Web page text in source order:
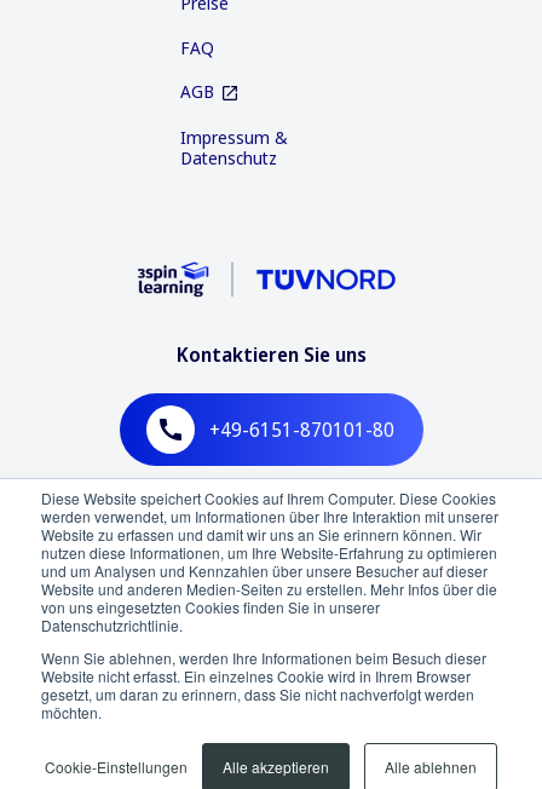
Diese Website speichert Cookies auf Ihrem Computer. Diese Cookies
werden verwendet, um Informationen über Ihre Interaktion mit unserer
Website zu erfassen und damit wir uns an Sie erinnern können. Wir
nutzen diese Informationen, um Ihre Website-Erfahrung zu optimieren
und um Analysen und Kennzahlen über unsere Besucher auf dieser
Website und anderen Medien-Seiten zu erstellen. Mehr Infos über die
von uns eingesetzten Cookies finden Sie in unserer
Datenschutzrichtlinie.
Wenn Sie ablehnen, werden Ihre Informationen beim Besuch dieser
Website nicht erfasst. Ein einzelnes Cookie wird in Ihrem Browser
gesetzt, um daran zu erinnern, dass Sie nicht nachverfolgt werden
möchten.
Cookie-Einstellungen Alle akzeptieren Alle ablehnen
FAQ
AGB
Impressum &
Datenschutz
Kontaktieren Sie uns
+49-6151-870101-80
Mo - Fr, 09:00 - 18:00 (CET)
Deutsch